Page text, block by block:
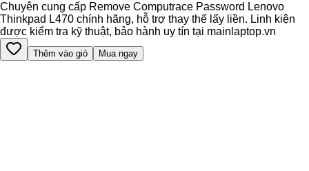
Chuyên cung cấp Remove Computrace Password Lenovo
Thinkpad L470 chính hãng, hỗ trợ thay thế lấy liền. Linh kiện
được kiểm tra kỹ thuật, bảo hành uy tín tại mainlaptop.vn
Thêm vào giỏ Mua ngay